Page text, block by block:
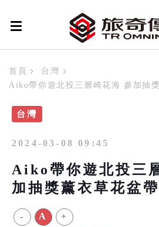
首頁
台灣
Aiko帶你遊北投三層崎花海 參加抽
台灣
2024-03-08 09:45
Aiko帶你遊北投三
加抽獎薰衣草花盆
- A +